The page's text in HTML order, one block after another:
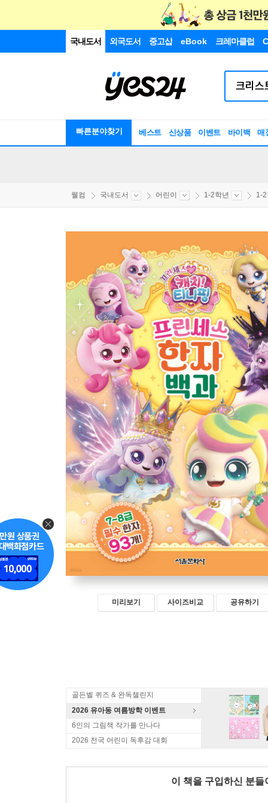
국내도서 외국도서 중고샵 eBook 크레마클럽
빠른분야찾기 베스트 신상품 이벤트 바이백 매
웰컴 국내도서 어린이 1-2학년 1-
미리보기 사이즈비교 공유하기
골든벨 퀴즈 & 완독챌린지
2026 유아동 여름방학 이벤트
6인의 그림책 작가를 만나다
2026 전국 어린이 독후감 대회
이 책을 구입하신 분